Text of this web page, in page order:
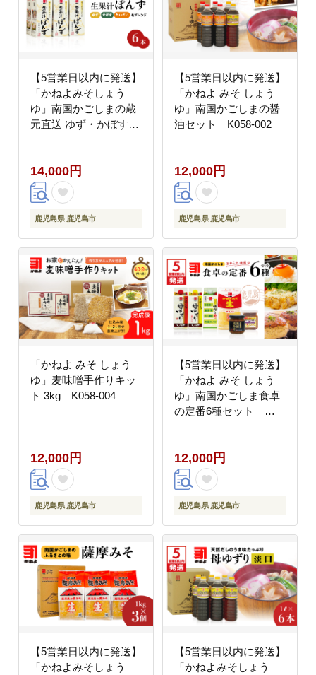
【5営業日以内に発送】
「かねよみそしょう
ゆ」南国かごしまの蔵
元直送 ゆず・かぼす・
ト K058-010_02
14,000円
鹿児島県 鹿児島市
【5営業日以内に発送】
「かねよ みそ しょう
ゆ」南国かごしまの醤
油セット K058-002
12,000円
鹿児島県 鹿児島市
「かねよ みそ しょう
ゆ」麦味噌手作りキッ
ト 3kg K058-004
12,000円
鹿児島県 鹿児島市
【5営業日以内に発送】
「かねよ みそ しょう
ゆ」南国かごしま食卓
の定番6種セット
12,000円
鹿児島県 鹿児島市
【5営業日以内に発送】
「かねよみそしょう
【5営業日以内に発送】
「かねよみそしょう